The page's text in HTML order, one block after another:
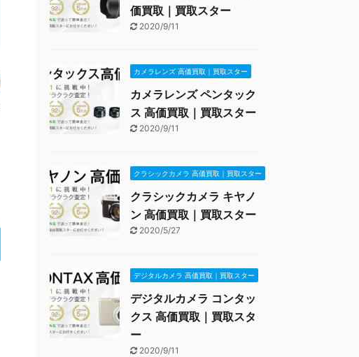
価買取｜買取スター
2020/9/11
カメラレンズ 高価買取｜買取スター
カメラレンズ ペンタック
ス 高価買取｜買取スター
2020/9/11
クラシックカメラ 高価買取｜買取スター
クラシックカメラ キヤノ
ン 高価買取｜買取スター
2020/5/27
デジタルカメラ 高価買取｜買取スター
デジタルカメラ コンタッ
クス 高価買取｜買取スタ
ー
2020/9/11